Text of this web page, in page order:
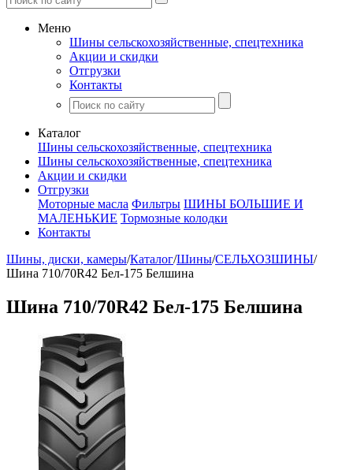
Меню
Шины сельскохозяйственные, спецтехника
Акции и скидки
Отгрузки
Контакты
Каталог
Шины сельскохозяйственные, спецтехника
Шины сельскохозяйственные, спецтехника
Акции и скидки
Отгрузки
Моторные масла Фильтры ШИНЫ БОЛЬШИЕ И
МАЛЕНЬКИЕ Тормозные колодки
Контакты
Шины, диски, камеры/Каталог/Шины/СЕЛЬХОЗШИНЫ/
Шина 710/70R42 Бел-175 Белшина
Шина 710/70R42 Бел-175 Белшина